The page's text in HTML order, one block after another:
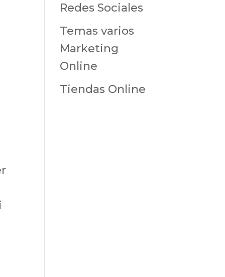
Redes Sociales
Temas varios
Marketing
Online
Tiendas Online